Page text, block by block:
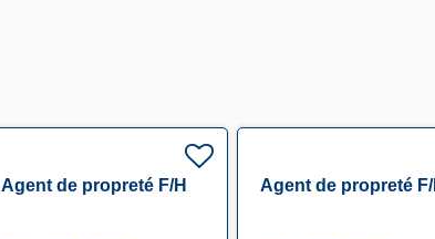
Agent de propreté F/H Agent de propreté F/